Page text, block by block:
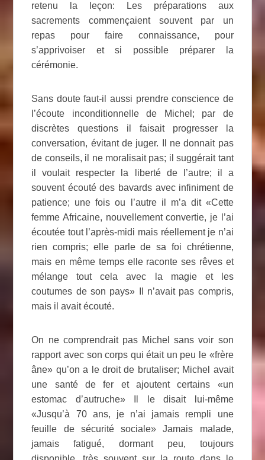
retenu la leçon: Les préparations aux
sacrements commençaient souvent par un
repas pour faire connaissance, pour
s’apprivoiser et si possible préparer la
cérémonie.
Sans doute faut-il aussi prendre conscience de
l’écoute inconditionnelle de Michel; par de
discrètes questions il faisait progresser la
conversation, évitant de juger. Il ne donnait pas
de conseils, il ne moralisait pas; il suggérait tant
il voulait respecter la liberté de l’autre; il a
souvent écouté des bavards avec infiniment de
patience; une fois ou l’autre il m’a dit «Cette
femme Africaine, nouvellement convertie, je l’ai
écoutée tout l’après-midi mais réellement je n’ai
rien compris; elle parle de sa foi chrétienne,
mais en même temps elle raconte ses rêves et
mélange tout cela avec la magie et les
coutumes de son pays» Il n’avait pas compris,
mais il avait écouté.
On ne comprendrait pas Michel sans voir son
rapport avec son corps qui était un peu le «frère
âne» qu’on a le droit de brutaliser; Michel avait
une santé de fer et ajoutent certains «un
estomac d’autruche» Il le disait lui-même
«Jusqu’à 70 ans, je n’ai jamais rempli une
feuille de sécurité sociale» Jamais malade,
jamais fatigué, dormant peu, toujours